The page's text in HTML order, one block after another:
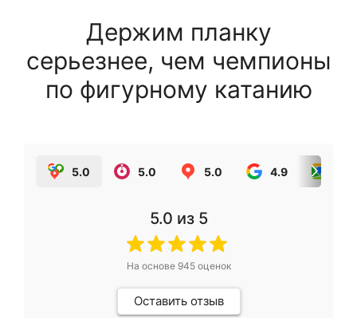
Держим планку
серьезнее, чем чемпионы
по фигурному катанию
5.0 5.0 5.0 4.9
5.0 из 5
На основе 945оценок
Оставить отзыв